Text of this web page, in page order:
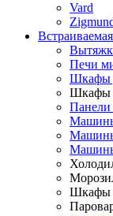
Vard
Печи
Шкафы
Шкафы
Панели
Шкафы